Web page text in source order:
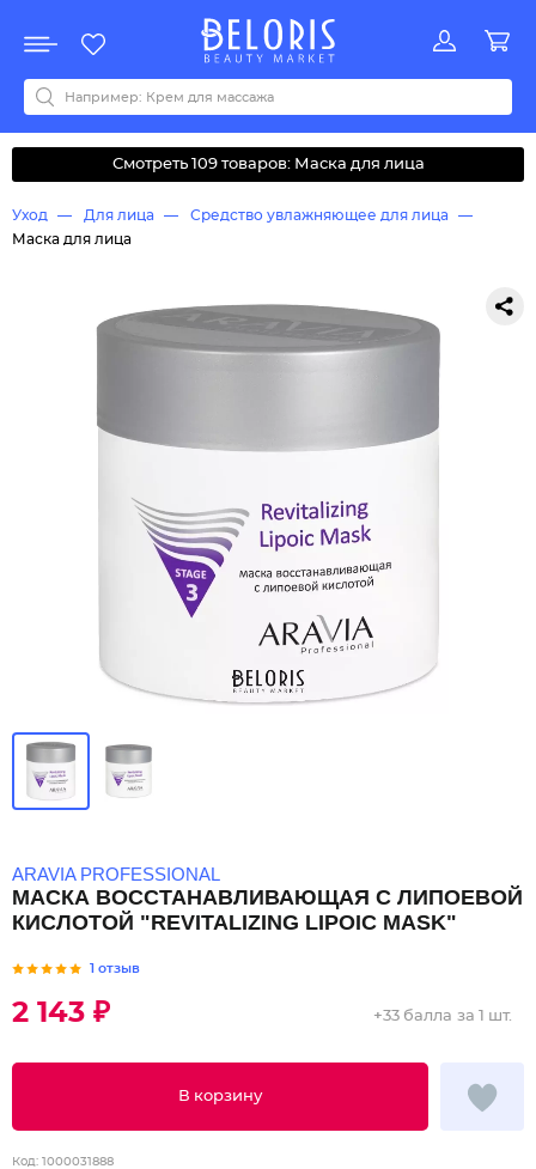
Акции
Все бренды
0-9ABCDEFGHIJKLMNOPQRSTUVWYZАБВДЗИМОКЛНПРСТУФ
Смотреть 109 товаров: Маска для лица
Уход Для лица
Средство увлажняющее для лица
Маска для лица
ARAVIA PROFESSIONAL
МАСКА ВОССТАНАВЛИВАЮЩАЯ С ЛИПОЕВОЙ
КИСЛОТОЙ "REVITALIZING LIPOIC MASK"
1 отзыв
2 143 ₽
В корзину
+33 балла за 1 шт.
Код: 1000031888